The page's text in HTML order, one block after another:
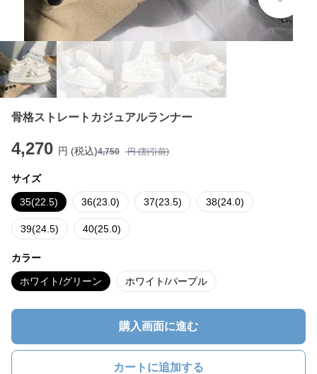
骨格ストレートカジュアルランナー
4,270 円 (税込)4,750 円 (割引前)
サイズ
35(22.5) 36(23.0) 37(23.5) 38(24.0)
39(24.5) 40(25.0)
カラー
ホワイト/グリーン ホワイト/パープル
購入画面に進む
カートに追加する